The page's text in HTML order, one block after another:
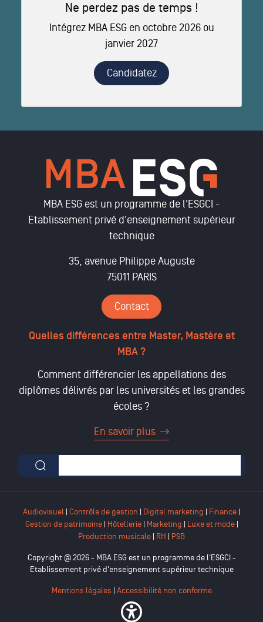
Ne perdez pas de temps !
Intégrez MBA ESG en octobre 2026 ou
janvier 2027
Candidatez
MBA ESG est un programme de l'ESGCI -
Etablissement privé d'enseignement supérieur
technique
35, avenue Philippe Auguste
75011 PARIS
Contact
Quelles différences entre Master, Mastère et
MBA ?
Comment différencier les appellations des
diplômes délivrés par les universités et les grandes
écoles ?
En savoir plus
Formulaire de recherche
Audiovisuel | Contrôle de gestion | Digital marketing | Finance |
Gestion de patrimoine| Hôtellerie| Marketing | Luxe et mode|
Production musicale | RH | PSB
Copyright @ 2026 - MBA ESG est un programme de l'ESGCI -
Etablissement privé d'enseignement supérieur technique
Mentions légales | Accessibilité non conforme